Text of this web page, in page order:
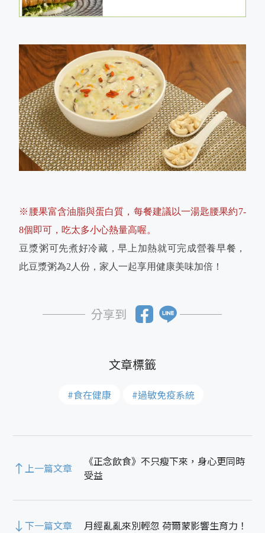
※腰果富含油脂與蛋白質，每餐建議以一湯匙腰果約7-
8個即可，吃太多小心熱量高喔。
豆漿粥可先煮好冷藏，早上加熱就可完成營養早餐，
此豆漿粥為2人份，家人一起享用健康美味加倍！
分享到
#食在健康 #過敏免疫系統
上一篇文章
《正念飲食》不只瘦下來，身心更同時
受益
下一篇文章 月經亂亂來別輕忽 荷爾蒙影響生育力！